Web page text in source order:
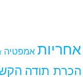
אחריות אמפטיה
הכרת תודה